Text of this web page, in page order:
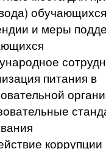
обучающихся
и меры
питания в
коррупции